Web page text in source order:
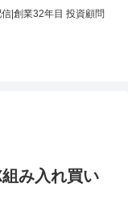
|創業32年目 投資顧問
み入れ買い